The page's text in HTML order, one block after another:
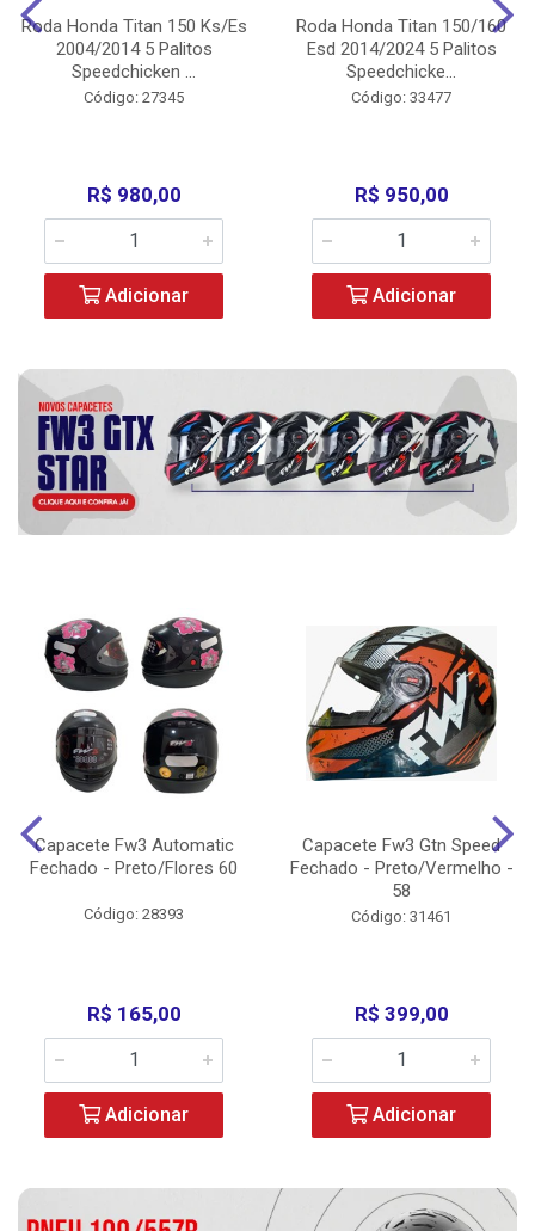
Roda Honda Titan 150 Ks/Es
2004/2014 5 Palitos
Speedchicken ...
Código: 27345
R$ 980,00
Adicionar
Roda Honda Titan 150/160
Esd 2014/2024 5 Palitos
Speedchicke...
Código: 33477
R$ 950,00
Adicionar
Capacete Fw3 Automatic
Fechado - Preto/Flores 60
Código: 28393
R$ 165,00
Adicionar
Capacete Fw3 Gtn Speed
Fechado - Preto/Vermelho -
58
Código: 31461
R$ 399,00
Adicionar